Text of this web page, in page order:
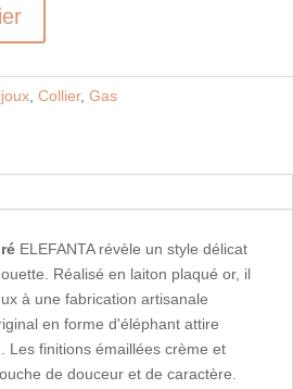
Collier, Gas
ELEFANTA révèle un style délicat
Réalisé en laiton plaqué or, il
à une fabrication artisanale
en forme d'éléphant attire
Les finitions émaillées crème et
de douceur et de caractère.